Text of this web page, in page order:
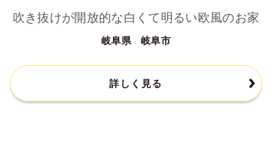
吹き抜けが開放的な白くて明るい欧風のお家
岐阜県 岐阜市
詳しく見る